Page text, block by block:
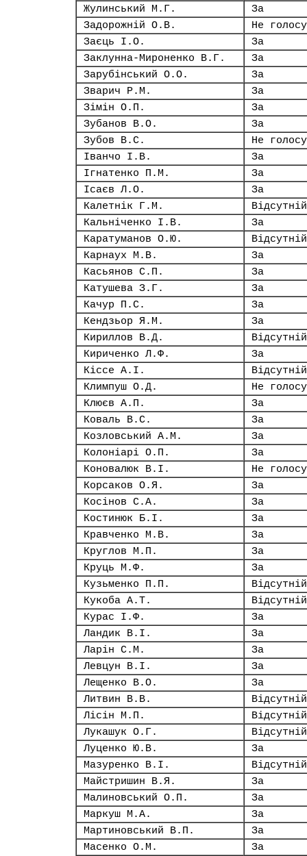
Жулинський М.Г.
За
Задорожній О.В.
Не
Заєць І.О.
За
Заклунна-Мироненко В.Г.
За
Зарубінський О.О.
За
Зварич Р.М.
За
Зімін О.П.
За
Зубанов В.О.
За
Зубов В.С.
Не
Іванчо І.В.
За
Ігнатенко П.М.
За
Ісаєв Л.О.
За
Калетнік Г.М.
Відсутній
Кальніченко І.В.
За
Каратуманов О.Ю.
Відсутній
Карнаух М.В.
За
Касьянов С.П.
За
Катушева З.Г.
За
Качур П.С.
За
Кендзьор Я.М.
За
Кириллов В.Д.
Відсутній
Кириченко Л.Ф.
За
Кіссе А.І.
Відсутній
Климпуш О.Д.
Не
Клюєв А.П.
За
Коваль В.С.
За
Козловський А.М.
За
Колоніарі О.П.
За
Коновалюк В.І.
Не
Корсаков О.Я.
За
Косінов С.А.
За
Костинюк Б.І.
За
Кравченко М.В.
За
Круглов М.П.
За
Круць М.Ф.
За
Кузьменко П.П.
Відсутній
Кукоба А.Т.
Відсутній
Курас І.Ф.
За
Ландик В.І.
За
Ларін С.М.
За
Левцун В.І.
За
Лещенко В.О.
За
Литвин В.В.
Відсутній
Лісін М.П.
Відсутній
Лукашук О.Г.
Відсутній
Луценко Ю.В.
За
Мазуренко В.І.
Відсутній
Майстришин В.Я.
За
Малиновський О.П.
За
Маркуш М.А.
За
Мартиновський В.П.
За
Масенко О.М.
За